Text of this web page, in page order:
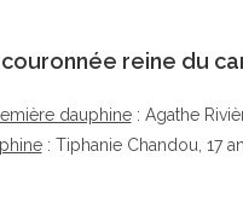
couronnée reine du
dauphine: Agathe
: Tiphanie Chandou, 17